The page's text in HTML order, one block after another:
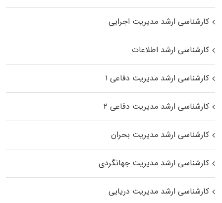
کارشناسی ارشد مدیریت اجرایی
کارشناسی ارشد اطلاعات
کارشناسی ارشد مدیریت دفاعی ۱
کارشناسی ارشد مدیریت دفاعی ۲
کارشناسی ارشد مدیریت بحران
کارشناسی ارشد مدیریت جهانگردی
کارشناسی ارشد مدیریت دریایی